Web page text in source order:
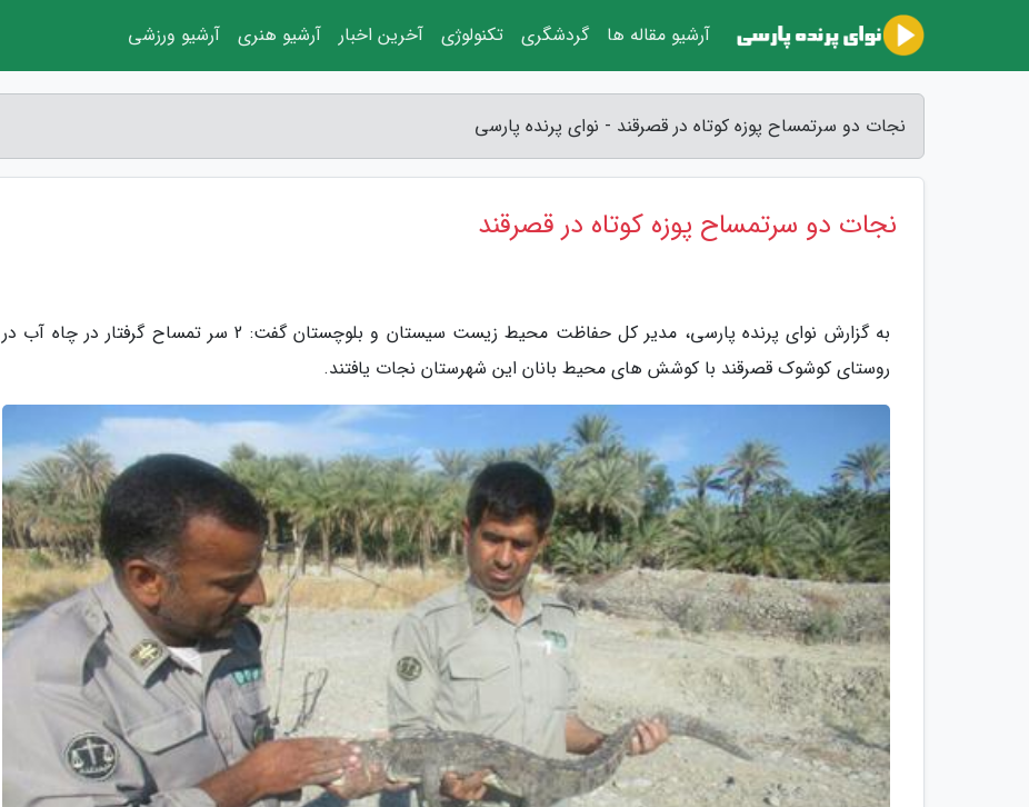
نجات دو سرتمساح پوزه کوتاه در قصرقند - نوای پرنده پارسی
نجات دو سرتمساح پوزه کوتاه در قصرقند
به گزارش نوای پرنده پارسی، مدیر کل حفاظت محیط زیست سیستان و بلوچستان گفت: 2 سر تمساح گرفتار در چاه آب در
روستای کوشوک قصرقند با کوشش های محیط بانان این شهرستان نجات یافتند.
آرشیو مقاله ها گردشگری تکنولوژی آخرین اخبار آرشیو هنری آرشیو ورزشی